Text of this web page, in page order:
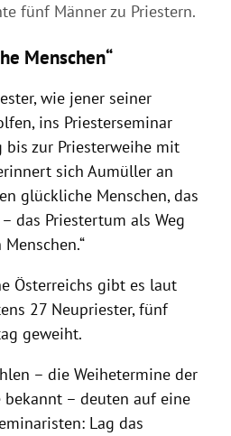
fünf Männer zu Priestern.
Menschen“
wie jener seiner
ins Priesterseminar
bis zur Priesterweihe mit
sich Aumüller an
glückliche Menschen, das
das Priestertum als Weg
Österreichs gibt es laut
27 Neupriester, fünf
geweiht.
– die Weihetermine der
– deuten auf eine
Lag das